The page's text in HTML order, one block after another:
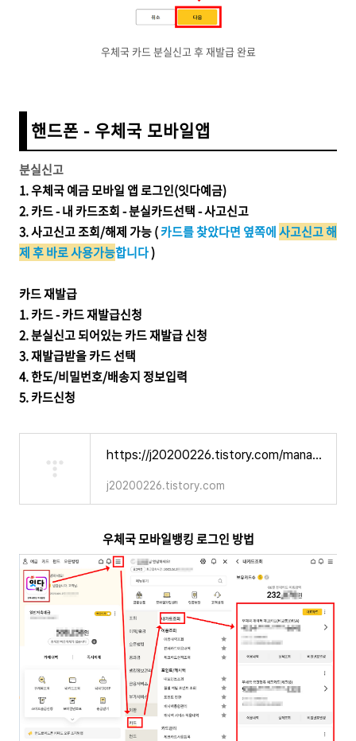
우체국 카드 분실신고 후 재발급 완료
핸드폰 - 우체국 모바일앱
분실신고
1.우체국 예금 모바일 앱 로그인(잇다예금)
2. 카드 - 내 카드조회 - 분실카드선택 - 사고신고
3. 사고신고 조회/해제 가능 (카드를 찾았다면 옆쪽에사고신고 해
제 후 바로 사용가능합니다)
카드 재발급
1. 카드 - 카드 재발급신청
2. 분실신고 되어있는 카드 재발급 신청
3. 재발급받을 카드 선택
4. 한도/비밀번호/배송지 정보입력
5. 카드신청
https://j20200226.tistory.com/manage/newpost/13?returnURL=https%3A%2F%2Fj20200226.tistory.com%2Fmanage%2Fposts&type=post
j20200226.tistory.com
우체국 모바일뱅킹 로그인 방법